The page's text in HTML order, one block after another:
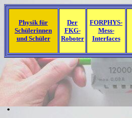
Physik für
Schülerinnen
und Schüler
Der
FKG-
Roboter
FORPHYS-
Mess-
Interfaces
.